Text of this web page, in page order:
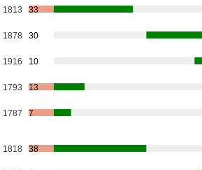
1813 33
1878 30
1916 10
1793 13
1787 7
1818 38